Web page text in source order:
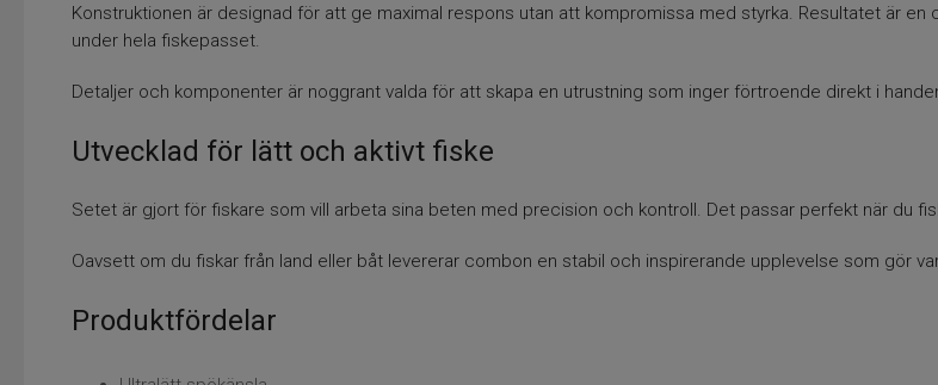
Konstruktionen är designad för att ge maximal respons utan att kompromissa med styrka. Resultatet är
under hela fiskepasset.
Detaljer och komponenter är noggrant valda för att skapa en utrustning som inger förtroende direkt i
Utvecklad för lätt och aktivt fiske
Setet är gjort för fiskare som vill arbeta sina beten med precision och kontroll. Det passar perfekt när du
Oavsett om du fiskar från land eller båt levererar combon en stabil och inspirerande upplevelse som gör
Produktfördelar